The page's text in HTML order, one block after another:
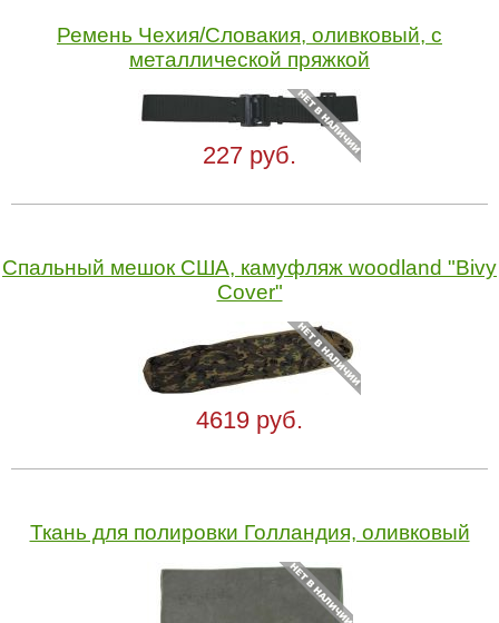
Ремень Чехия/Словакия, оливковый, с
металлической пряжкой
227 руб.
Спальный мешок США, камуфляж woodland "Bivy
Cover"
4619 руб.
Ткань для полировки Голландия, оливковый